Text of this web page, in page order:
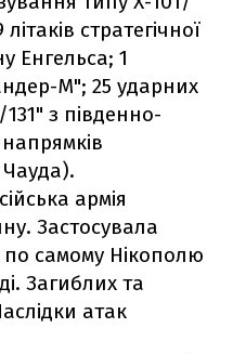
стратегічної
Енгельса; 1
М"; 25 ударних
з південно-
армія
Застосувала
самому Нікополю
Загиблих та
атак